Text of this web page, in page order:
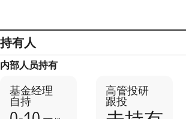
持有人
内部人员持有
基金经理
自持
高管投研
跟投